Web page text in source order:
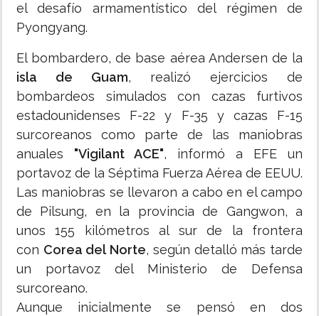
el desafío armamentístico del régimen de
Pyongyang.
El bombardero, de base aérea Andersen de la
isla de Guam, realizó ejercicios de
bombardeos simulados con cazas furtivos
estadounidenses F-22 y F-35 y cazas F-15
surcoreanos como parte de las maniobras
anuales "Vigilant ACE", informó a EFE un
portavoz de la Séptima Fuerza Aérea de EEUU.
Las maniobras se llevaron a cabo en el campo
de Pilsung, en la provincia de Gangwon, a
unos 155 kilómetros al sur de la frontera
con Corea del Norte, según detalló más tarde
un portavoz del Ministerio de Defensa
surcoreano.
Aunque inicialmente se pensó en dos